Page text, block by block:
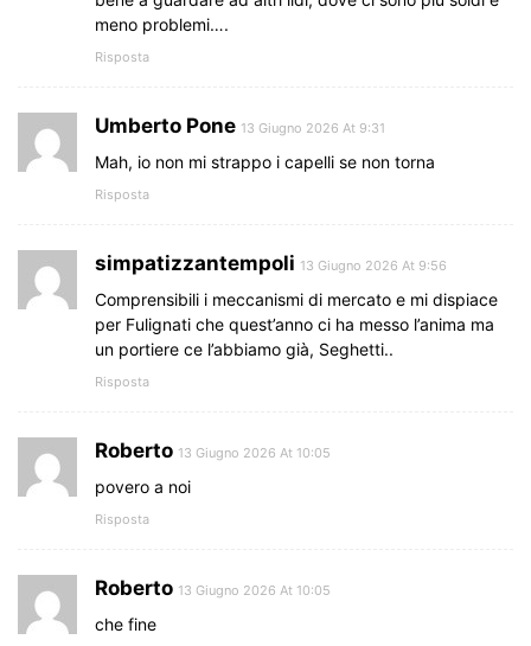
meno problemi….
Risposta
Umberto Pone 13 Giugno 2026 At 9:31
Mah, io non mi strappo i capelli se non torna
Risposta
simpatizzantempoli 13 Giugno 2026 At 9:56
Comprensibili i meccanismi di mercato e mi dispiace
per Fulignati che quest’anno ci ha messo l’anima ma
un portiere ce l’abbiamo già, Seghetti..
Risposta
Roberto 13 Giugno 2026 At 10:05
povero a noi
Risposta
Roberto 13 Giugno 2026 At 10:05
che fine